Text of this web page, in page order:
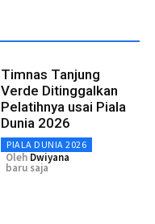
Timnas Tanjung
Verde Ditinggalkan
Pelatihnya usai Piala
Dunia 2026
PIALA DUNIA 2026
Oleh Dwiyana
baru saja